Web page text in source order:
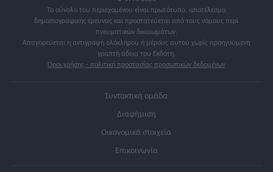
Το σύνολο του περιεχομένου είναι πρωτότυπο, αποτέλεσμα
δημοσιογραφικής έρευνας και προστατεύεται από τους νόμους περί
πνευματικών δικαιωμάτων.
Απαγορεύεται η αντιγραφή ολόκληρου ή μέρους αυτού χωρίς προηγούμενη
γραπτή άδεια του Εκδότη.
Όροι χρήσης - πολιτική προστασίας προσωπικών δεδομένων
Συντακτική ομάδα
Διαφήμιση
Οικονομικά στοιχεία
Επικοινωνία